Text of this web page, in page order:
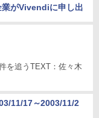
がVivendiに申し出
を追うTEXT：佐々木
11/17～2003/11/2